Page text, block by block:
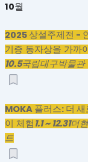
10월
2025 상설주제전 -
기증 동자상을 가까
10.5국립대구박물관
MOKA 플러스: 더 새
이 체험 1.1 ~ 12.31더
트